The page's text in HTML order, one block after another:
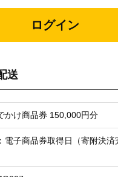
ログイン
送
かけ商品券 150,000円分
電子商品券取得日（寄附決